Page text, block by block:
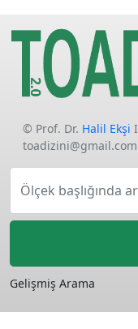
© Prof. Dr. Halil Ekşi
toadizini@gmail.com
Ölçek başlığında
Gelişmiş Arama